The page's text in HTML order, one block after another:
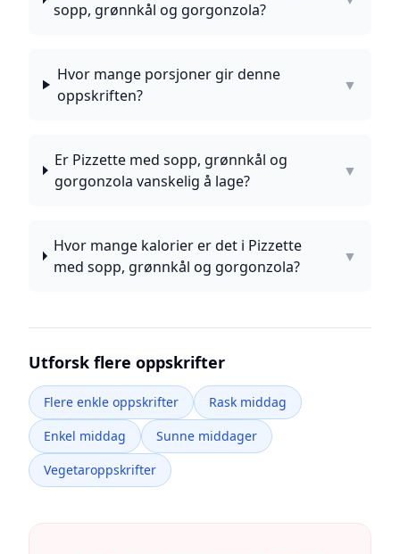
sopp, grønnkål og gorgonzola?
Hvor mange porsjoner gir denne
oppskriften?
▼
Er Pizzette med sopp, grønnkål og
gorgonzola vanskelig å lage?
▼
Hvor mange kalorier er det i Pizzette
med sopp, grønnkål og gorgonzola?
▼
Utforsk flere oppskrifter
Flere enkle oppskrifter
Rask middag
Enkel middag
Sunne middager
Vegetaroppskrifter